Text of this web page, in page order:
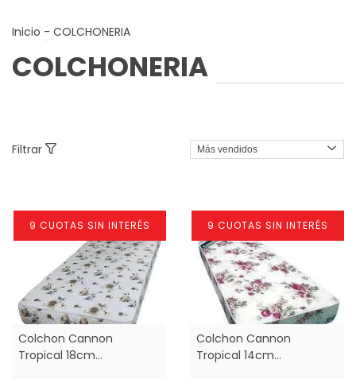
Inicio - COLCHONERIA
COLCHONERIA
Filtrar
9 CUOTAS SIN INTERÉS
Colchon Cannon
Tropical 18cm
9 CUOTAS SIN INTERÉS
Colchon Cannon
Tropical 14cm